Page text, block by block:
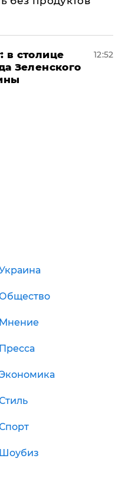
в столице
Зеленского
12:52
Мнение
Пресса
Шоубиз